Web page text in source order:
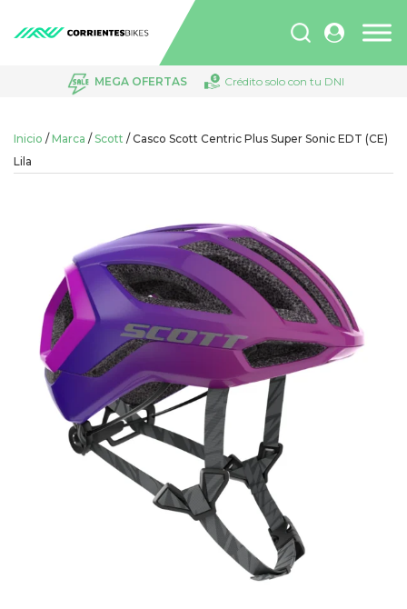
Búsqueda
de
MEGA OFERTAS Crédito solo con tu DNI
Inicio / Marca / Scott / Casco Scott Centric Plus Super Sonic EDT (CE)
Lila